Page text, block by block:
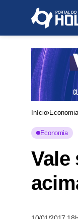
Início Economia
Economia
Vale